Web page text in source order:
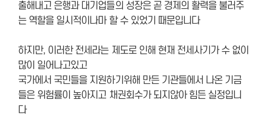
출해내고 은행과 대기업들의 성장은 곧 경제의 활력을 불러주
는 역할을 일시적이나마 할 수 있었기 때문입니다
하지만, 이러한 전세라는 제도로 인해 현재 전세사기가 수 없이
많이 일어나고있고
국가에서 국민들을 지원하기위해 만든 기관들에서 나온 기금
들은 위험률이 높아지고 채권회수가 되지않아 힘든 실정입니
다